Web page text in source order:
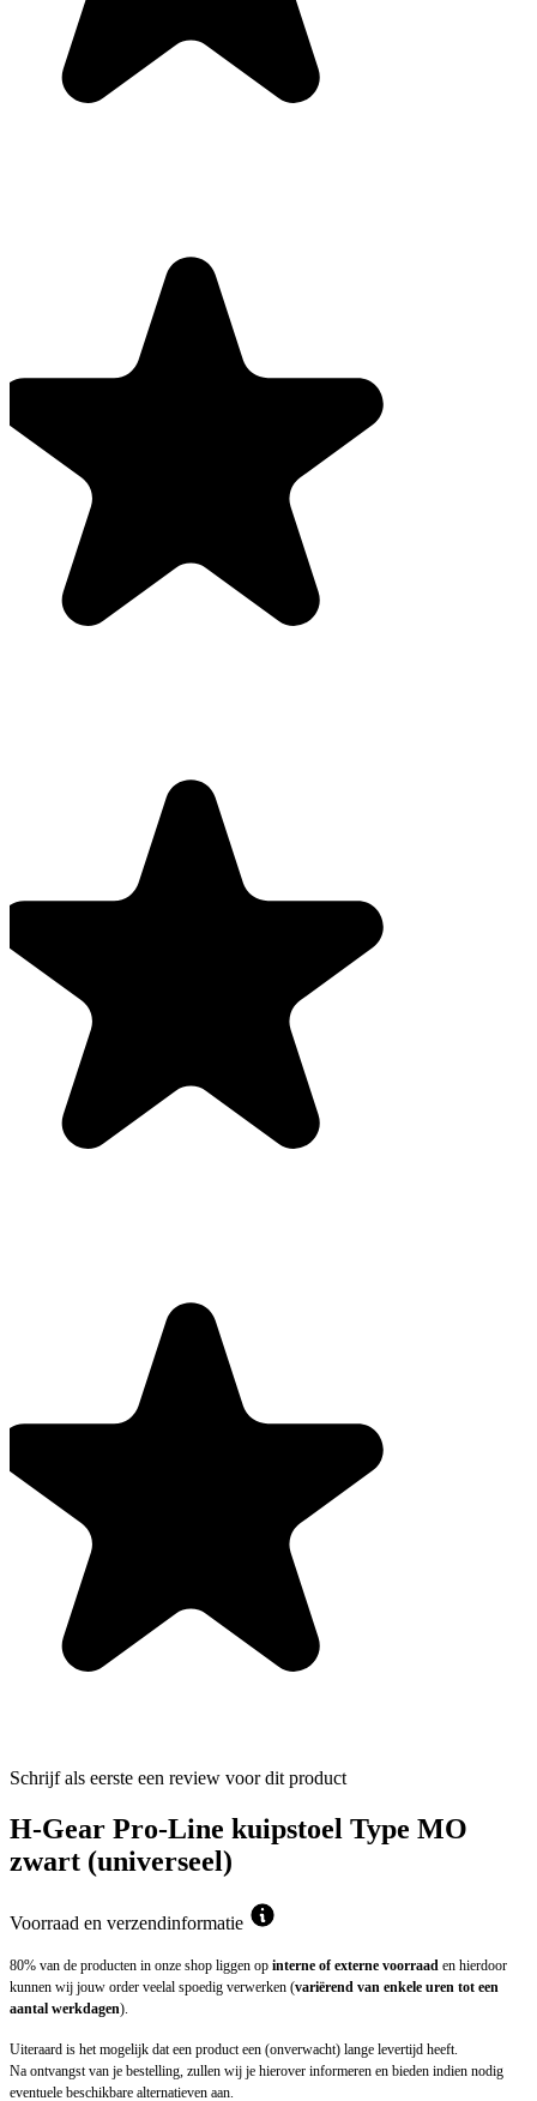
Schrijf als eerste een review voor dit product
H-Gear Pro-Line kuipstoel Type MO
zwart (universeel)
Voorraad en verzendinformatie
80% van de producten in onze shop liggen op interne of externe voorraad en hierdoor
kunnen wij jouw order veelal spoedig verwerken (variërend van enkele uren tot een
aantal werkdagen).
Uiteraard is het mogelijk dat een product een (onverwacht) lange levertijd heeft.
Na ontvangst van je bestelling, zullen wij je hierover informeren en bieden indien nodig
eventuele beschikbare alternatieven aan.